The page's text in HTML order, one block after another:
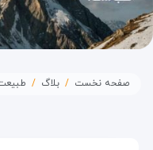
صفحه نخست بلاگ